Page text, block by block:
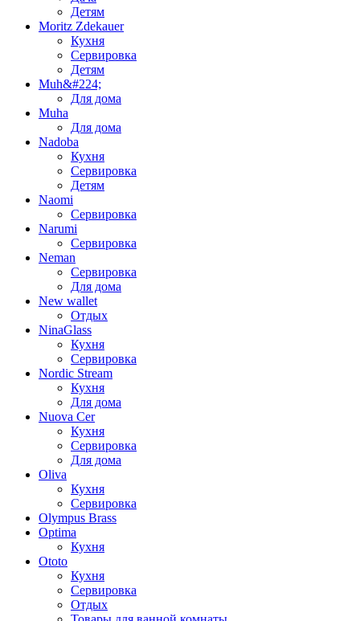
Детям
Moritz Zdekauer
Кухня
Сервировка
Детям
Muh&#224;
Для дома
Muha
Для дома
Nadoba
Кухня
Сервировка
Детям
Naomi
Сервировка
Narumi
Сервировка
Neman
Сервировка
Для дома
New wallet
Отдых
NinaGlass
Кухня
Сервировка
Nordic Stream
Кухня
Для дома
Nuova Cer
Кухня
Сервировка
Для дома
Oliva
Кухня
Сервировка
Olympus Brass
Optima
Кухня
Ototo
Кухня
Сервировка
Отдых